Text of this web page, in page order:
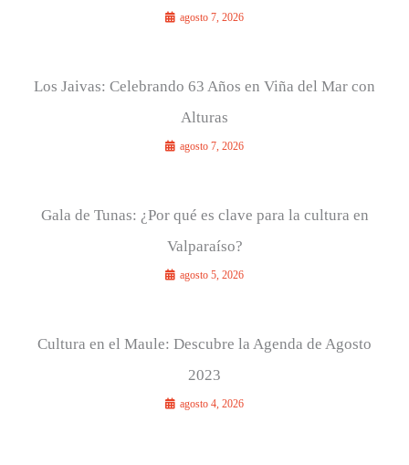
agosto 7, 2026
Los Jaivas: Celebrando 63 Años en Viña del Mar con
Alturas
agosto 7, 2026
Gala de Tunas: ¿Por qué es clave para la cultura en
Valparaíso?
agosto 5, 2026
Cultura en el Maule: Descubre la Agenda de Agosto
2023
agosto 4, 2026